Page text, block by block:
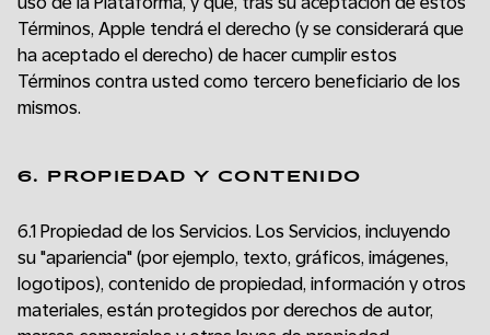
Términos, Apple tendrá el derecho (y se considerará que
ha aceptado el derecho) de hacer cumplir estos
Términos contra usted como tercero beneficiario de los
mismos.
6. PROPIEDAD Y CONTENIDO
6.1 Propiedad de los Servicios. Los Servicios, incluyendo
su "apariencia" (por ejemplo, texto, gráficos, imágenes,
logotipos), contenido de propiedad, información y otros
materiales, están protegidos por derechos de autor,